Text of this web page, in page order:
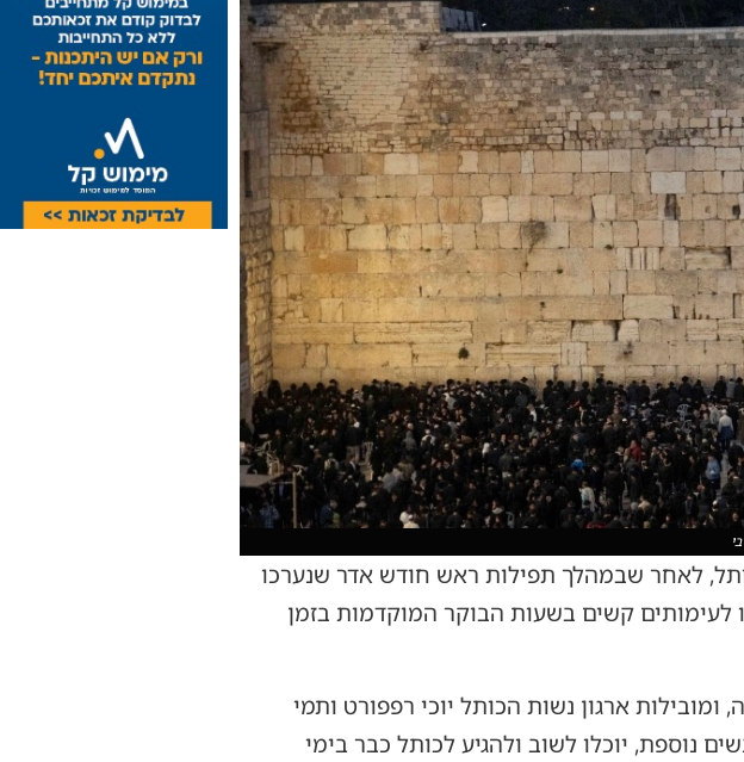
לאחר שבמהלך תפילות ראש חודש אדר שנערכו
לעימותים קשים בשעות הבוקר המוקדמות בזמן
ארגון נשות הכותל יוכי רפפורט ותמי
נוספת, יוכלו לשוב ולהגיע לכותל כבר בימי